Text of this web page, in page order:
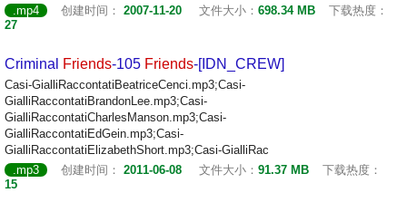
.mp4
创建时间： 2007-11-20 文件大小： 698.34 MB
下载热度：
27
Criminal Friends-105 Friends-[IDN_CREW]
Casi-GialliRaccontatiBeatriceCenci.mp3;Casi-
GialliRaccontatiBrandonLee.mp3;Casi-
GialliRaccontatiCharlesManson.mp3;Casi-
GialliRaccontatiEdGein.mp3;Casi-
GialliRaccontatiElizabethShort.mp3;Casi-GialliRac
.mp3
创建时间： 2011-06-08 文件大小： 91.37 MB
下载热度：
15